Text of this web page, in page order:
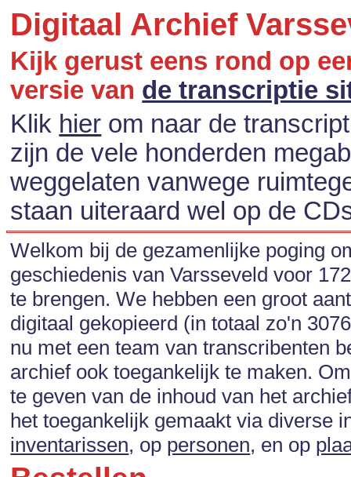
Digitaal Archief
Kijk gerust eens rond op
versie van de transcriptie
Klik hier om naar de
zijn de vele honderden
weggelaten vanwege
staan uiteraard wel op de
Welkom bij de gezamenlijke poging
geschiedenis van Varsseveld voor
te brengen. We hebben een groot
digitaal gekopieerd (in totaal zo'n
nu met een team van transcribenten
archief ook toegankelijk te maken.
te geven van de inhoud van het
het toegankelijk gemaakt via diverse
inventarissen, op personen, en op